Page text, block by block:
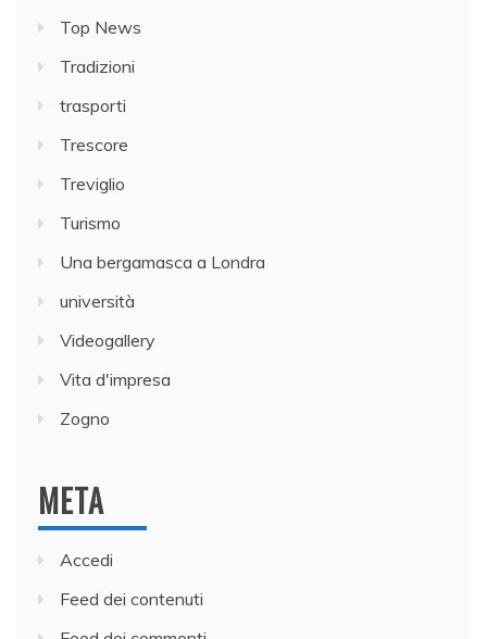
Top News
Tradizioni
trasporti
Trescore
Treviglio
Turismo
Una bergamasca a Londra
università
Videogallery
Vita d'impresa
Zogno
META
Accedi
Feed dei contenuti